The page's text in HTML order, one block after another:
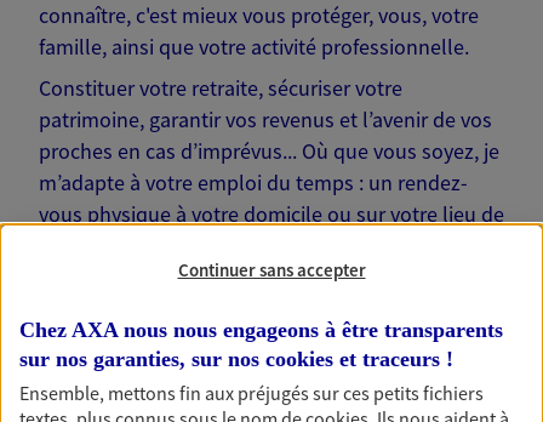
connaître, c'est mieux vous protéger, vous, votre
famille, ainsi que votre activité professionnelle.
Constituer votre retraite, sécuriser votre
patrimoine, garantir vos revenus et l’avenir de vos
proches en cas d’imprévus... Où que vous soyez, je
m’adapte à votre emploi du temps : un rendez-
vous physique à votre domicile ou sur votre lieu de
Nos offres phares
Continuer sans accepter
Chez AXA nous nous engageons à être transparents
sur nos garanties, sur nos cookies et traceurs !
Ensemble, mettons fin aux préjugés sur ces petits fichiers